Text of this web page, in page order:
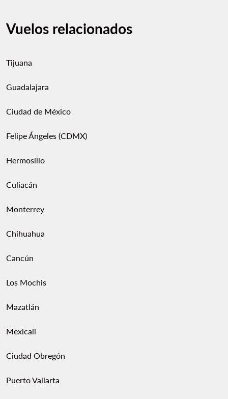
Vuelos relacionados
Tijuana
Guadalajara
Ciudad de México
Felipe Ángeles (CDMX)
Hermosillo
Culiacán
Monterrey
Chihuahua
Cancún
Los Mochis
Mazatlán
Mexicali
Ciudad Obregón
Puerto Vallarta